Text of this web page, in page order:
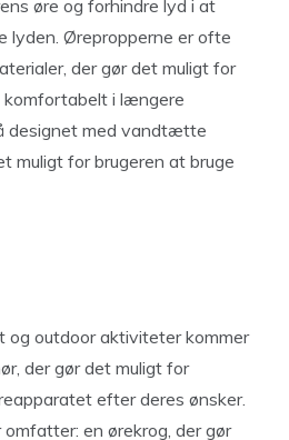
øre og forhindre lyd i at
lyden. Ørepropperne er ofte
der gør det muligt for
i længere
designet med vandtætte
muligt for brugeren at bruge
og outdoor aktiviteter kommer
der gør det muligt for
efter deres ønsker.
en ørekrog, der gør